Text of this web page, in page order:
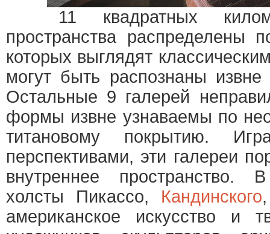
11 квадратных
пространства распределены
которых выглядят
могут быть распознаны
Остальные 9 галерей
формы извне узнаваемы по
титановому покрытию.
перспективами, эти галереи
внутреннее пространство.
холсты Пикассо, Кандинского
американское искусство и